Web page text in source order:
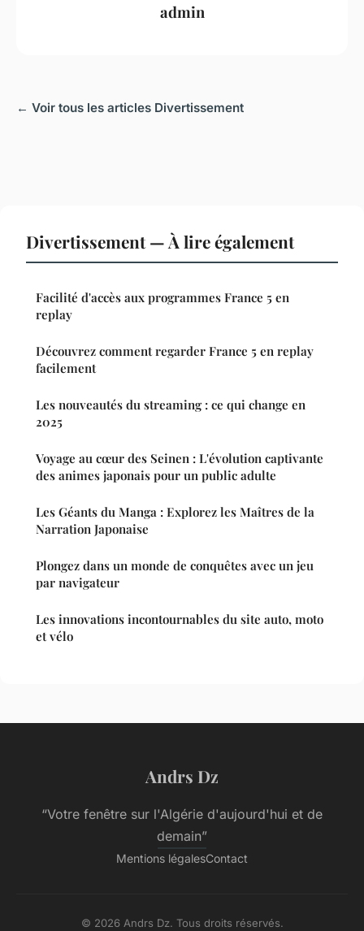
admin
← Voir tous les articles Divertissement
Divertissement — À lire également
Facilité d'accès aux programmes France 5 en
replay
Découvrez comment regarder France 5 en replay
facilement
Les nouveautés du streaming : ce qui change en
2025
Voyage au cœur des Seinen : L'évolution captivante
des animes japonais pour un public adulte
Les Géants du Manga : Explorez les Maîtres de la
Narration Japonaise
Plongez dans un monde de conquêtes avec un jeu
par navigateur
Les innovations incontournables du site auto, moto
et vélo
Andrs Dz
“Votre fenêtre sur l'Algérie d'aujourd'hui et de
demain”
Mentions légalesContact
© 2026 Andrs Dz. Tous droits réservés.